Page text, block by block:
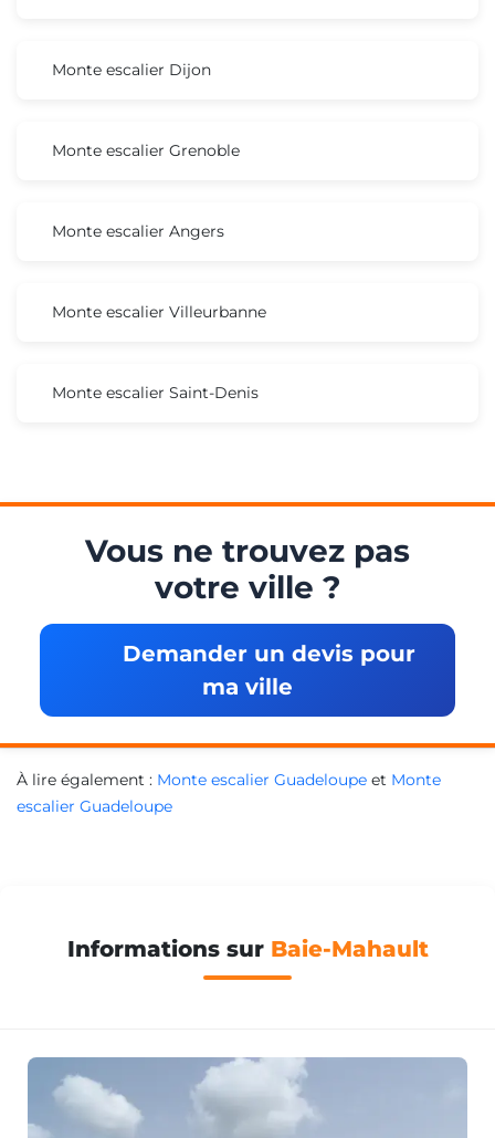
Monte escalier Dijon
Monte escalier Grenoble
Monte escalier Angers
Monte escalier Villeurbanne
Monte escalier Saint-Denis
Vous ne trouvez pas
votre ville ?
Demander un devis pour
ma ville
À lire également : Monte escalier Guadeloupe et Monte
escalier Guadeloupe
Informations sur Baie-Mahault